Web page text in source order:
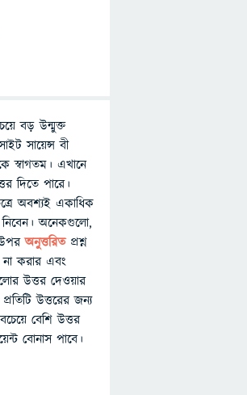
বড় উন্মুক্ত
সায়েন্স বী
স্বাগতম। এখানে
দিতে পারে।
অবশ্যই একাধিক
নিবেন। অনেকগুলো,
উপরঅনুত্তরিতপ্রশ্ন
না করার এবং
উত্তর দেওয়ার
উত্তরের জন্য
বেশি উত্তর
বোনাস পাবে।